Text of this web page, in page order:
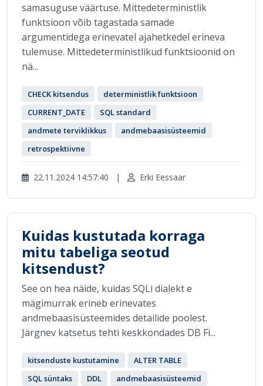
samasuguse väärtuse. Mittedeterministlik
funktsioon võib tagastada samade
argumentidega erinevatel ajahetkedel erineva
tulemuse. Mittedeterministlikud funktsioonid on
nä...
CHECK kitsendus
deterministlik funktsioon
CURRENT_DATE
SQL standard
andmete terviklikkus
andmebaasisüsteemid
retrospektiivne
22.11.2024 14:57:40 | Erki Eessaar
Kuidas kustutada korraga
mitu tabeliga seotud
kitsendust?
See on hea näide, kuidas SQLi dialekt e
mägimurrak erineb erinevates
andmebaasisüsteemides detailide poolest.
Järgnev katsetus tehti keskkondades DB Fi...
kitsenduste kustutamine
ALTER TABLE
SQL süntaks
DDL
andmebaasisüsteemid